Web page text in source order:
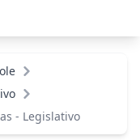
- Legislativo